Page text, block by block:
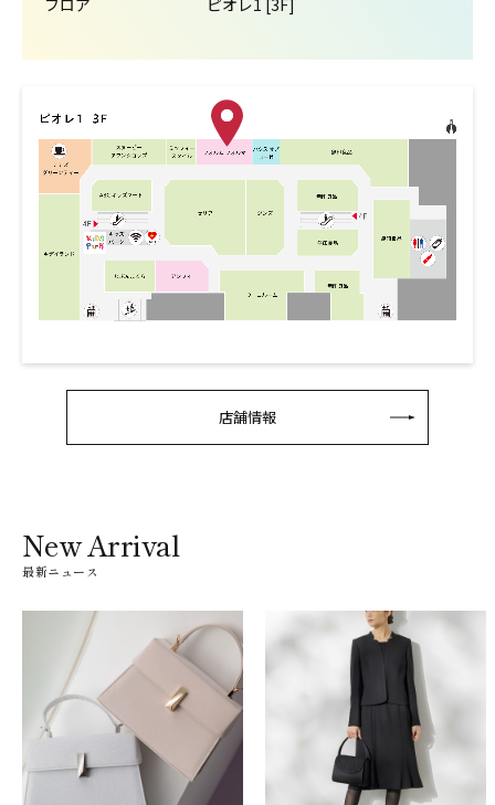
フロア ピオレ1 [3F]
店舗情報
New Arrival
最新ニュース